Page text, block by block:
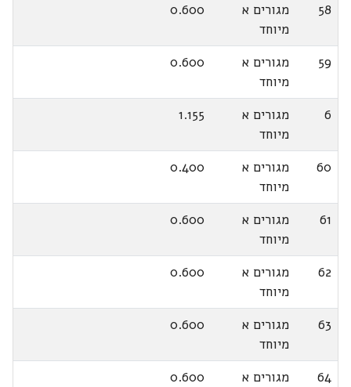
58
מגורים א
מיוחד
0.600
59
מגורים א
מיוחד
0.600
6
מגורים א
מיוחד
1.155
60
מגורים א
מיוחד
0.400
61
מגורים א
מיוחד
0.600
62
מגורים א
מיוחד
0.600
63
מגורים א
מיוחד
0.600
64
מגורים א
0.600